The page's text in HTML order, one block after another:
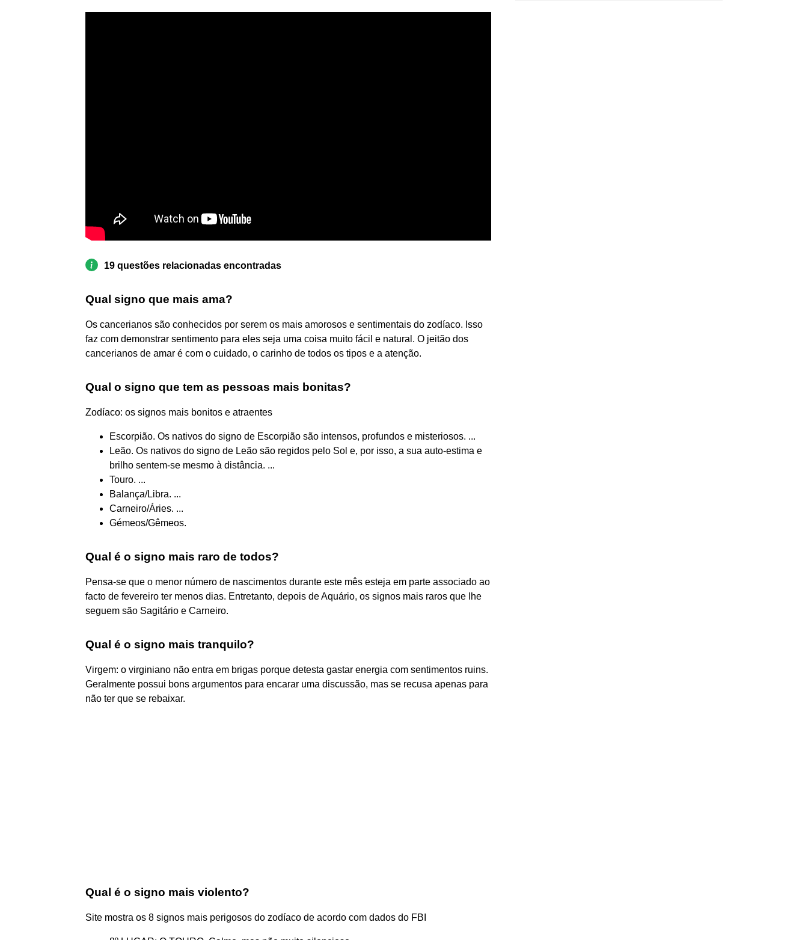
19 questões relacionadas encontradas
Qual signo que mais ama?
Os cancerianos são conhecidos por serem os mais amorosos e sentimentais do zodíaco. Isso
faz com demonstrar sentimento para eles seja uma coisa muito fácil e natural. O jeitão dos
cancerianos de amar é com o cuidado, o carinho de todos os tipos e a atenção.
Qual o signo que tem as pessoas mais bonitas?
Zodíaco: os signos mais bonitos e atraentes
Escorpião. Os nativos do signo de Escorpião são intensos, profundos e misteriosos. ...
Leão. Os nativos do signo de Leão são regidos pelo Sol e, por isso, a sua auto-estima e
brilho sentem-se mesmo à distância. ...
Touro. ...
Balança/Libra. ...
Carneiro/Áries. ...
Gémeos/Gêmeos.
Qual é o signo mais raro de todos?
Pensa-se que o menor número de nascimentos durante este mês esteja em parte associado ao
facto de fevereiro ter menos dias. Entretanto, depois de Aquário, os signos mais raros que lhe
seguem são Sagitário e Carneiro.
Qual é o signo mais tranquilo?
Virgem: o virginiano não entra em brigas porque detesta gastar energia com sentimentos ruins.
Geralmente possui bons argumentos para encarar uma discussão, mas se recusa apenas para
não ter que se rebaixar.
Qual é o signo mais violento?
Site mostra os 8 signos mais perigosos do zodíaco de acordo com dados do FBI